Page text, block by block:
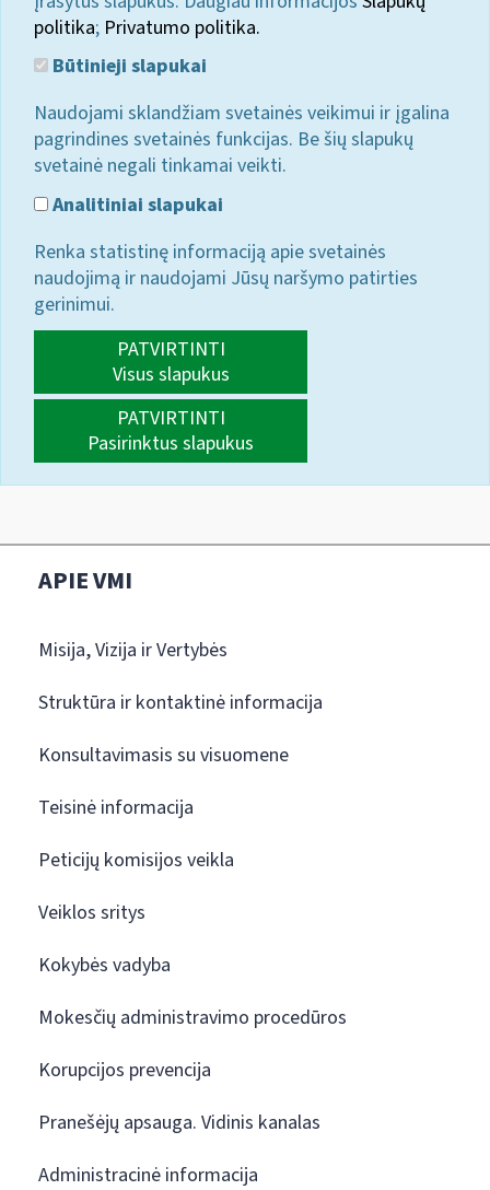
politika; Privatumo politika.
Būtinieji slapukai
Naudojami sklandžiam svetainės veikimui ir įgalina
pagrindines svetainės funkcijas. Be šių slapukų
svetainė negali tinkamai veikti.
Analitiniai slapukai
Renka statistinę informaciją apie svetainės
naudojimą ir naudojami Jūsų naršymo patirties
gerinimui.
PATVIRTINTI
Visus slapukus
PATVIRTINTI
Pasirinktus slapukus
APIE VMI
Misija, Vizija ir Vertybės
Struktūra ir kontaktinė informacija
Konsultavimasis su visuomene
Teisinė informacija
Peticijų komisijos veikla
Veiklos sritys
Kokybės vadyba
Mokesčių administravimo procedūros
Korupcijos prevencija
Pranešėjų apsauga. Vidinis kanalas
Administracinė informacija